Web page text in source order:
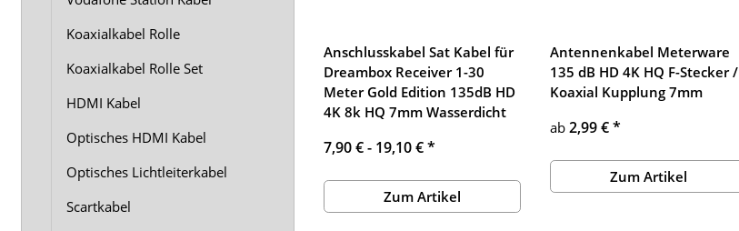
Anschlusskabel Sat Kabel für
Dreambox Receiver 1-30
Meter Gold Edition 135dB HD
4K 8k HQ 7mm Wasserdicht
7,90 € - 19,10 €*
Zum Artikel
Antennenkabel Meterware
135 dB HD 4K HQ F-Stecker /
Koaxial Kupplung 7mm
ab 2,99 €*
Zum Artikel
Koaxialkabel Rolle
Koaxialkabel Rolle Set
HDMI Kabel
Optisches HDMI Kabel
Optisches Lichtleiterkabel
Scartkabel